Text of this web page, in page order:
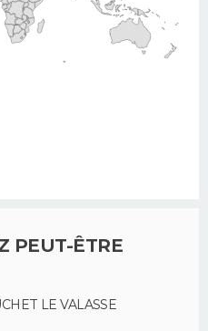
PEUT-ÊTRE
LE VALASSE